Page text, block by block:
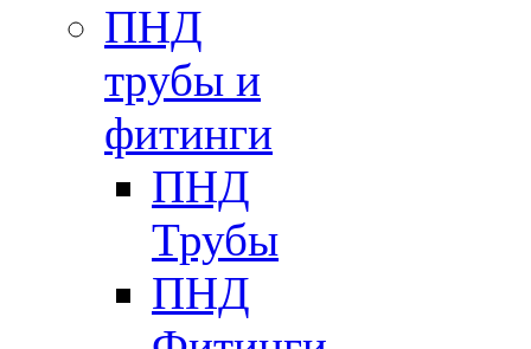
ПНД
трубы и
фитинги
ПНД
Трубы
ПНД